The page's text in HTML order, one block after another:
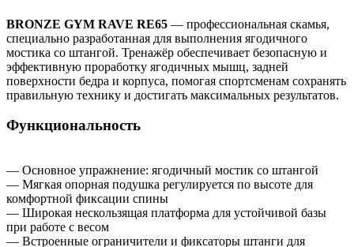
BRONZE GYM RAVE RE65 — профессиональная скамья,
специально разработанная для выполнения ягодичного
мостика со штангой. Тренажёр обеспечивает безопасную и
эффективную проработку ягодичных мышц, задней
поверхности бедра и корпуса, помогая спортсменам сохранять
правильную технику и достигать максимальных результатов.
Функциональность
— Основное упражнение: ягодичный мостик со штангой
— Мягкая опорная подушка регулируется по высоте для
комфортной фиксации спины
— Широкая нескользящая платформа для устойчивой базы
при работе с весом
— Встроенные ограничители и фиксаторы штанги для